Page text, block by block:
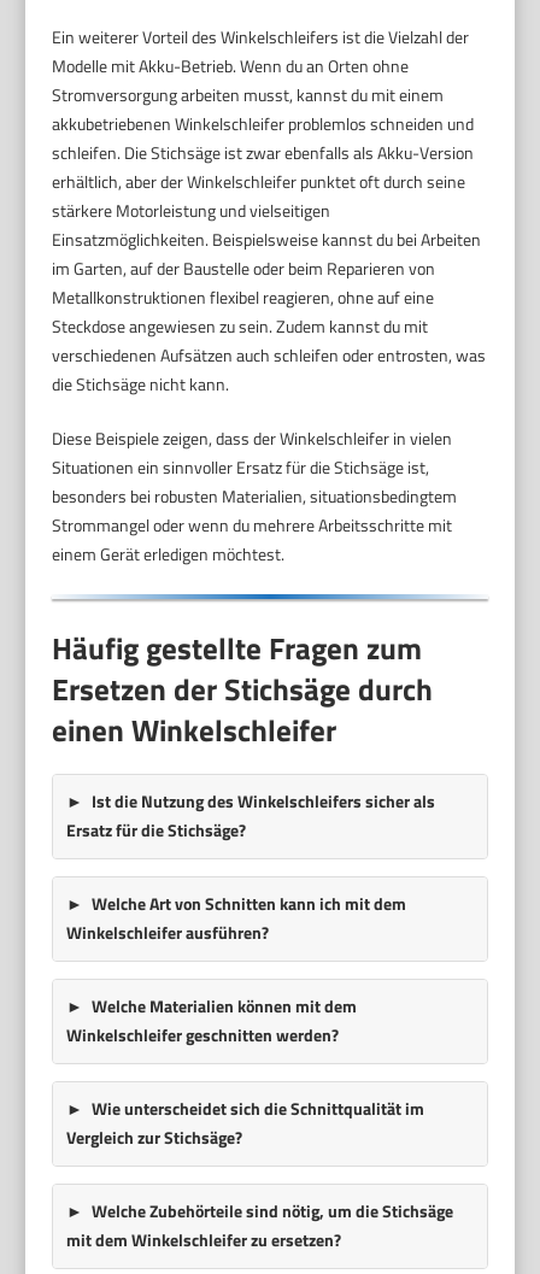
Ein weiterer Vorteil des Winkelschleifers ist die Vielzahl der
Modelle mit Akku-Betrieb. Wenn du an Orten ohne
Stromversorgung arbeiten musst, kannst du mit einem
akkubetriebenen Winkelschleifer problemlos schneiden und
schleifen. Die Stichsäge ist zwar ebenfalls als Akku-Version
erhältlich, aber der Winkelschleifer punktet oft durch seine
stärkere Motorleistung und vielseitigen
Einsatzmöglichkeiten. Beispielsweise kannst du bei Arbeiten
im Garten, auf der Baustelle oder beim Reparieren von
Metallkonstruktionen flexibel reagieren, ohne auf eine
Steckdose angewiesen zu sein. Zudem kannst du mit
verschiedenen Aufsätzen auch schleifen oder entrosten, was
die Stichsäge nicht kann.
Diese Beispiele zeigen, dass der Winkelschleifer in vielen
Situationen ein sinnvoller Ersatz für die Stichsäge ist,
besonders bei robusten Materialien, situationsbedingtem
Strommangel oder wenn du mehrere Arbeitsschritte mit
einem Gerät erledigen möchtest.
Häufig gestellte Fragen zum
Ersetzen der Stichsäge durch
einen Winkelschleifer
Ist die Nutzung des Winkelschleifers sicher als
Ersatz für die Stichsäge?
Welche Art von Schnitten kann ich mit dem
Winkelschleifer ausführen?
Welche Materialien können mit dem
Winkelschleifer geschnitten werden?
Wie unterscheidet sich die Schnittqualität im
Vergleich zur Stichsäge?
Welche Zubehörteile sind nötig, um die Stichsäge
mit dem Winkelschleifer zu ersetzen?